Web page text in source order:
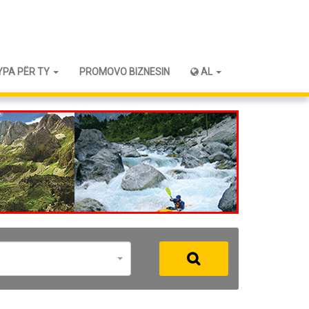
PËR TY PROMOVO BIZNESIN AL